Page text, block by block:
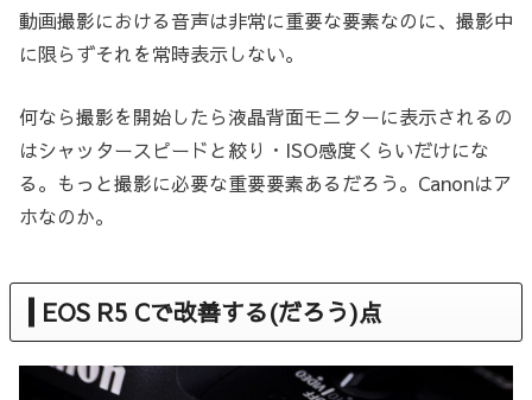
動画撮影における音声は非常に重要な要素なのに、撮影中
に限らずそれを常時表示しない。
何なら撮影を開始したら液晶背面モニターに表示されるの
はシャッタースピードと絞り・ISO感度くらいだけにな
る。もっと撮影に必要な重要要素あるだろう。Canonはア
ホなのか。
EOS R5 Cで改善する(だろう)点